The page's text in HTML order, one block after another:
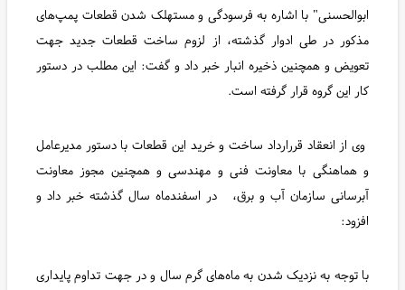
ابوالحسنی" با اشاره به فرسودگی و مستهلک شدن قطعات پمپ‌های
مذکور در طی ادوار گذشته، از لزوم ساخت قطعات جدید جهت
تعویض و همچنین ذخیره انبار خبر داد و گفت: این مطلب در دستور
کار این گروه قرار گرفته است.
وی از انعقاد قررارداد ساخت و خرید این قطعات با دستور مدیرعامل
و هماهنگی با معاونت فنی و مهندسی و همچنین مجوز معاونت
آبرسانی سازمان آب و برق، در اسفندماه سال گذشته خبر داد و
افزود:
با توجه به نزدیک شدن به ماه‌های گرم سال و در جهت تداوم پایداری